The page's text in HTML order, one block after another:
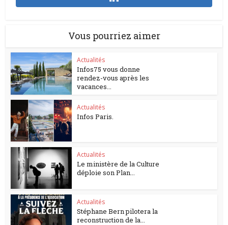
Vous pourriez aimer
Actualités
Infos75 vous donne
rendez-vous après les
vacances...
Actualités
Infos Paris.
Actualités
Le ministère de la Culture
déploie son Plan...
Actualités
Stéphane Bern pilotera la
reconstruction de la...